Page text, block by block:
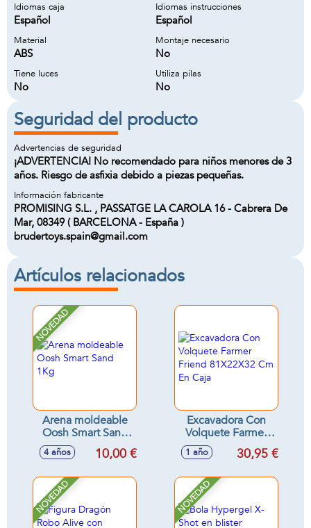
Idiomas caja
Español
Idiomas instrucciones
Español
Material
ABS
Montaje necesario
No
Tiene luces
No
Utiliza pilas
No
Seguridad del producto
Advertencias de seguridad
¡ADVERTENCIA! No recomendado para niños menores de 3
años. Riesgo de asfixia debido a piezas pequeñas.
Información fabricante
PROMISING S.L. , PASSATGE LA CAROLA 16 - Cabrera De
Mar, 08349 ( BARCELONA - España )
brudertoys.spain@gmail.com
Artículos relacionados
NOVEDAD
Arena moldeable
Oosh Smart Sand
1Kg
4 años 10,00 €
Excavadora Con
Volquete Farmer
Friend 81X22X32
Cm En Caja
1 año 30,95 €
NOVEDAD NOVEDAD